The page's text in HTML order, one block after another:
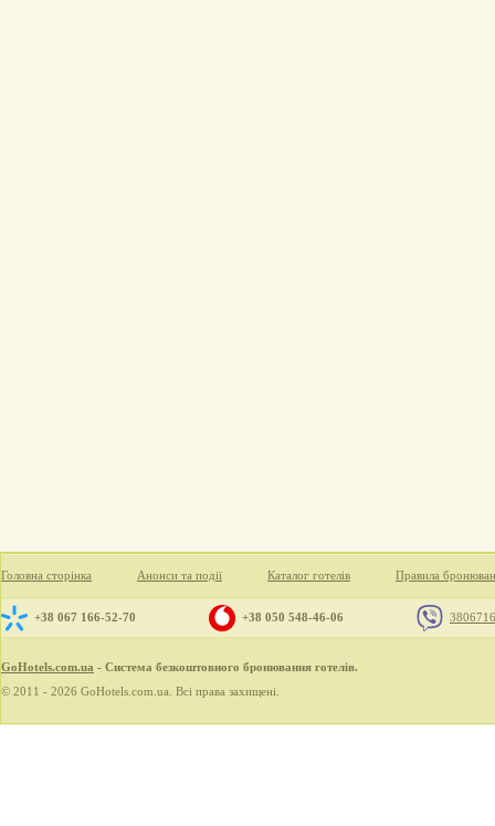
Головна сторінка Анонси та події Каталог готелів Правила
+38 067 166-52-70 +38 050 548-46-06
GoHotels.com.ua - Система безкоштовного бронювання готелів.
© 2011 - 2026 GoHotels.com.ua. Всі права захищені.